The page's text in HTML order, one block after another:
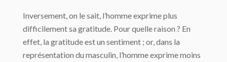
Inversement, on le sait, l’homme exprime plus
difficilement sa gratitude. Pour quelle raison ? En
effet, la gratitude est un sentiment ; or, dans la
représentation du masculin, l’homme exprime moins